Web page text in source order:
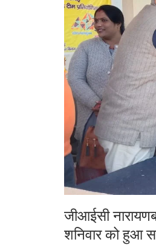
जीआईसी
शनिवार को हुआ